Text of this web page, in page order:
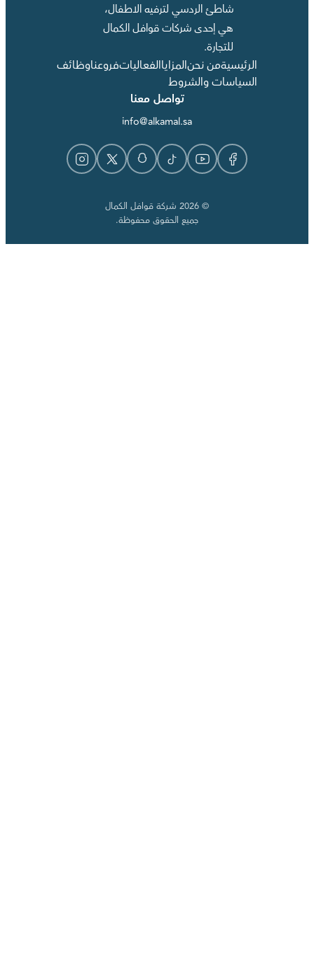
شاطئ الردسي لترفيه الاطفال،
هي إحدى شركات قوافل الكمال
للتجارة.
الرئيسيةمن نحنالمزاياالفعالياتفروعناوظائف
السياسات والشروط
تواصل معنا
info@alkamal.sa
© 2026 شركة قوافل الكمال
جميع الحقوق محفوظة.